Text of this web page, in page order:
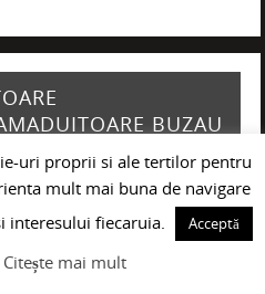
BUZAU
GALATI
uri proprii si ale tertilor pentru
mult mai buna de navigare
interesului fiecaruia.
Acceptă
Citește mai mult